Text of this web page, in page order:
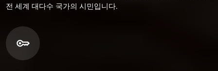
전 세계 대다수 국가의 시민입니다.